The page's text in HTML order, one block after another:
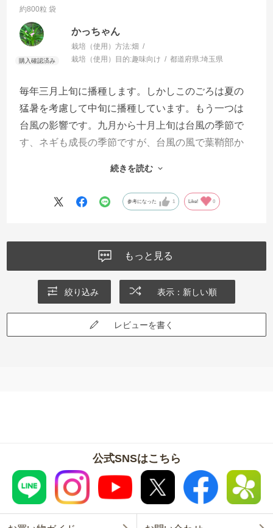
約800粒 袋
かっちゃん
栽培（使用）方法:畑
栽培（使用）目的:趣味向け 都道府県:埼玉県
毎年三月上旬に播種します。しかしこのごろは夏の
猛暑を考慮して中旬に播種しています。もう一つは
台風の影響です。九月から十月上旬は台風の季節で
す、ネギも成長の季節ですが、台風の風で葉鞘部か
一般的な一本ネギは曲がりません。
ここ数年台風の影響がないので立派なネギが収穫で
留しないよう、圃場の周囲に排水溝を作ります。
続きを読む
参考になった 1 Like! 0
もっと見る
絞り込み 表示：新しい順
レビューを書く
公式SNSはこちら